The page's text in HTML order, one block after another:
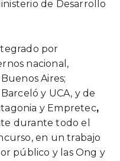
de Desarrollo
por
nacional,
Aires;
y UCA, y de
y Empretec,
durante todo el
en un trabajo
público y las Ong y